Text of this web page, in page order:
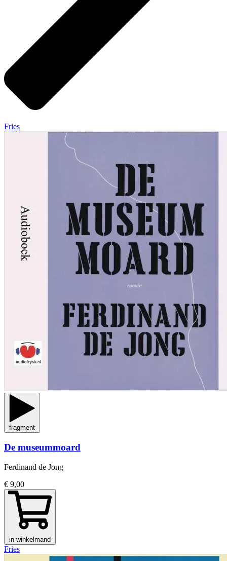
Fries
fragment
De museummoard
Ferdinand de Jong
€ 9,00
in winkelmand
Fries